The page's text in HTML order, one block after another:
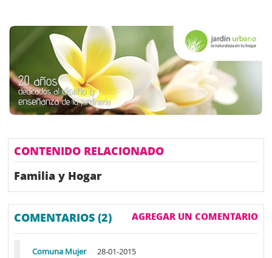
CONTENIDO RELACIONADO
Familia y Hogar
COMENTARIOS (2) AGREGAR UN COMENTARIO
Comuna Mujer 28-01-2015